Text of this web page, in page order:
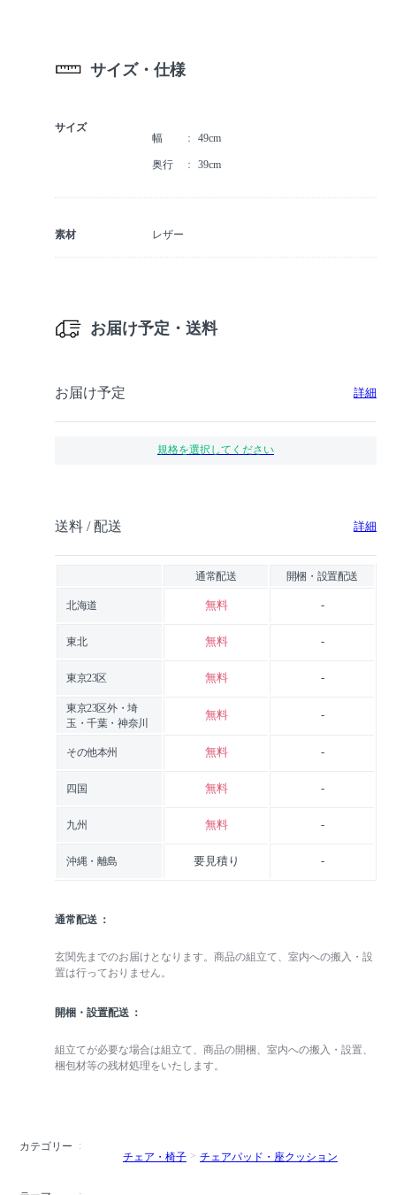
サイズ・仕様
サイズ
幅
49cm
奥行 39cm
素材 レザー
お届け予定・送料
お届け予定 詳細
規格を選択してください
送料 / 配送 詳細
通常配送 開梱・設置配送
北海道 無料 -
東北 無料 -
東京23区 無料 -
東京23区外・埼
玉・千葉・神奈川
無料 -
その他本州 無料 -
四国 無料 -
九州 無料 -
沖縄・離島 要見積り -
通常配送
玄関先までのお届けとなります。商品の組立て、室内への搬入・設
置は行っておりません。
開梱・設置配送
組立てが必要な場合は組立て、商品の開梱、室内への搬入・設置、
梱包材等の残材処理をいたします。
カテゴリー
チェア・椅子
チェアパッド・座クッション